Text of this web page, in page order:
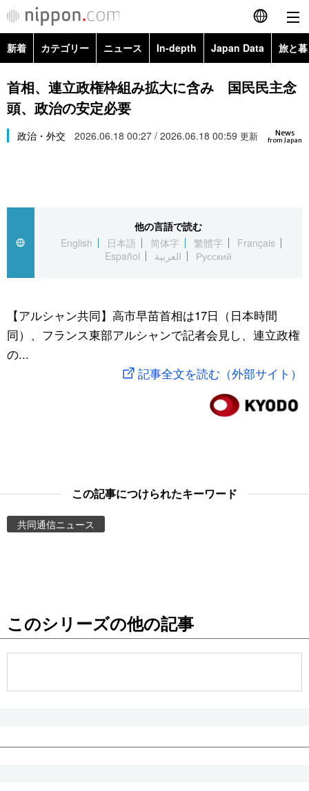
English
简体字
Русский
カテゴリー
経済・ビジネス
国際
文化
トップ
アーカイブ
In-depth
Japan Data
動画/Live
People
新着 カテゴリー ニュース In-depth Japan Data 旅と
政治・外交
経済・ビジネス
スポーツ・東京2020
Topics
首相、連立政権枠組み拡大に含み 国民民主念
頭、政治の安定必要
News
from Japan
政治・外交 2026.06.18 00:27 / 2026.06.18 00:59 更新
他の言語で読む
English
日本語 简体字 繁體字
Français
Español
العربية Русский
【アルシャン共同】高市早苗首相は17日（日本時間
同）、フランス東部アルシャンで記者会見し、連立政権
の...
記事全文を読む（外部サイト）
この記事につけられたキーワード
共同通信ニュース
このシリーズの他の記事